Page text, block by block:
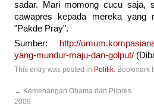
sadar. Mari momong cucu saja,
cawapres kepada mereka yang
"Pakde Pray".
Sumber:
http://
yang-mundur-maju-dan-golput/
This entry was posted in Politik. Bookmark
← Kemenangan Obama dan Pilpres
2009